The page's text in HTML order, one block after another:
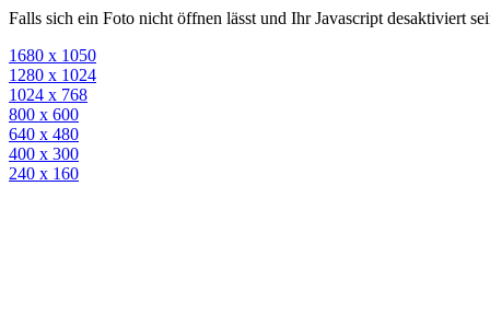
Falls sich ein Foto nicht öffnen lässt und Ihr Javascript desaktiviert
1680 x 1050
1280 x 1024
1024 x 768
800 x 600
640 x 480
400 x 300
240 x 160